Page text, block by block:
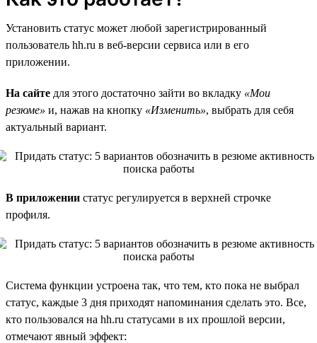
Установить статус может любой зарегистрированный
пользователь hh.ru в веб-версии сервиса или в его
приложении.
На сайте для этого достаточно зайти во вкладку «Мои
резюме» и, нажав на кнопку «Изменить», выбрать для себя
актуальный вариант.
В приложении статус регулируется в верхней строчке
профиля.
Система функции устроена так, что тем, кто пока не выбрал
статус, каждые 3 дня приходят напоминания сделать это. Все,
кто пользовался на hh.ru статусами в их прошлой версии,
отмечают явный эффект: